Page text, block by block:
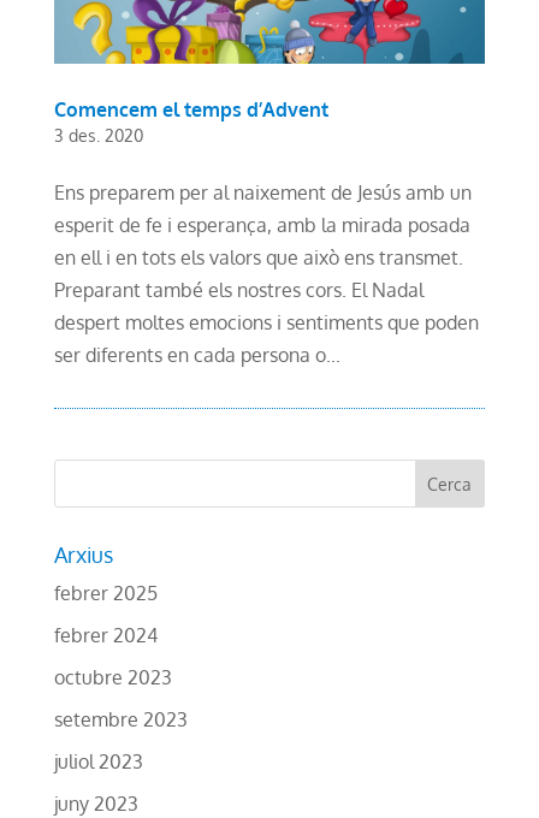
Comencem el temps d’Advent
3 des. 2020
Ens preparem per al naixement de Jesús amb un
esperit de fe i esperança, amb la mirada posada
en ell i en tots els valors que això ens transmet.
Preparant també els nostres cors. El Nadal
despert moltes emocions i sentiments que poden
ser diferents en cada persona o...
Arxius
febrer 2025
febrer 2024
octubre 2023
setembre 2023
juliol 2023
juny 2023